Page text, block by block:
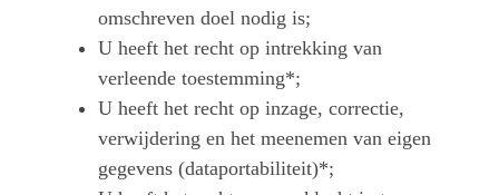
omschreven doel nodig is;
U heeft het recht op intrekking van
verleende toestemming*;
U heeft het recht op inzage, correctie,
verwijdering en het meenemen van eigen
gegevens (dataportabiliteit)*;